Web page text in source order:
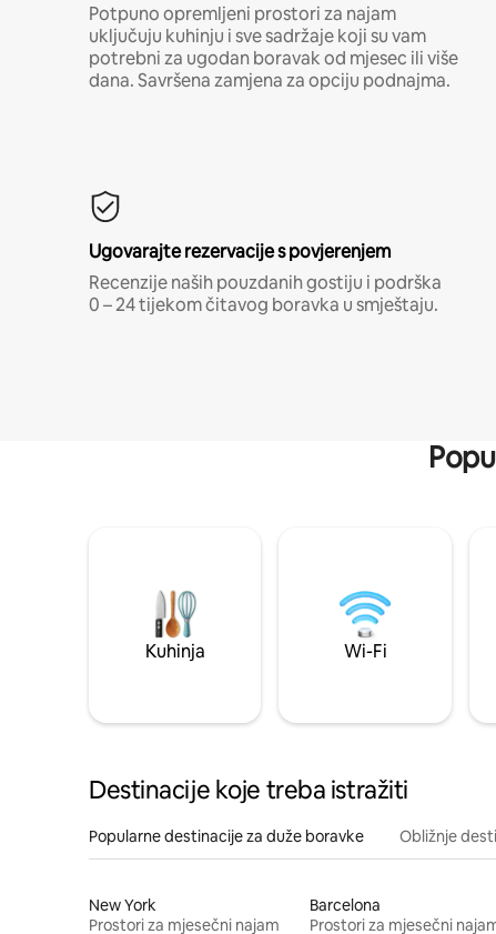
Potpuno opremljeni prostori za najam
uključuju kuhinju i sve sadržaje koji su vam
potrebni za ugodan boravak od mjesec ili više
dana. Savršena zamjena za opciju podnajma.
Ugovarajte rezervacije s povjerenjem
Recenzije naših pouzdanih gostiju i podrška
0 – 24 tijekom čitavog boravka u smještaju.
Kuhinja Wi-Fi
Destinacije koje treba istražiti
Popularne destinacije za duže boravke Obližnje
New York
Prostori za mjesečni najam
Barcelona
Prostori za mjesečni